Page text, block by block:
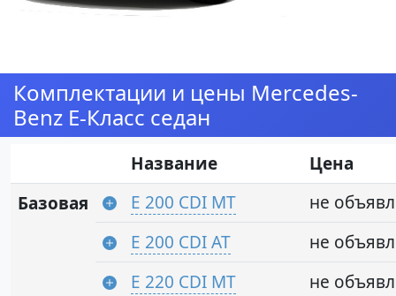
Комплектации и цены Mercedes-
Benz E-Класс седан
Название
Цена
Базовая
E 200 CDI MT
не
E 200 CDI AT
не
E 220 CDI MT
не